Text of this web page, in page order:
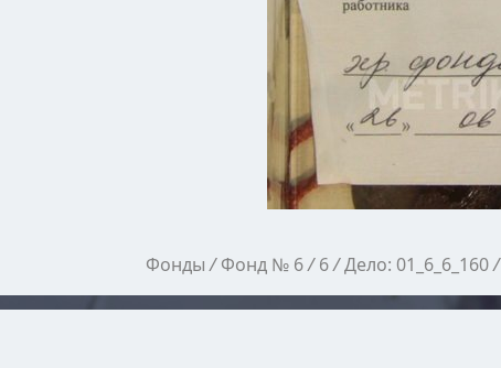
Фонды / Фонд № 6/ 6/Дело: 01_6_6_160/